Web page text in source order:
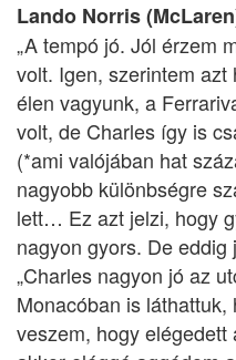
Lando Norris
„A tempó jó. Jól érzem
volt. Igen, szerintem
élen vagyunk, a
volt, de Charles így is
(*ami valójában hat
nagyobb különbségre
lett… Ez azt jelzi, hogy
nagyon gyors. De eddig
„Charles nagyon jó az
Monacóban is
veszem, hogy